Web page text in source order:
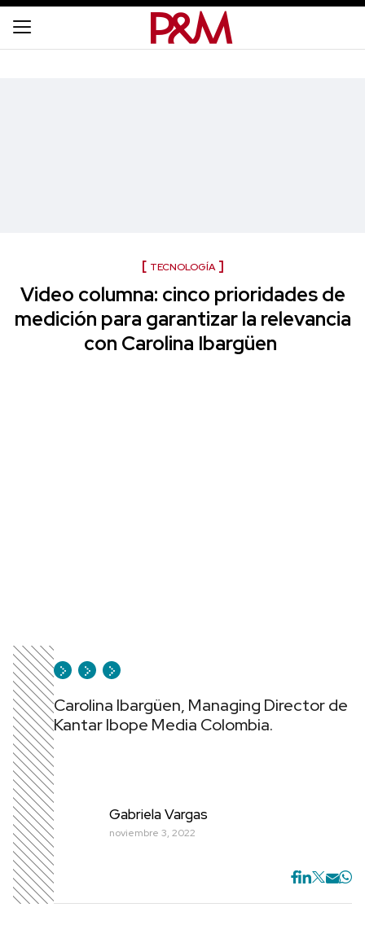
TECNOLOGÍA
Video columna: cinco prioridades de
medición para garantizar la relevancia
con Carolina Ibargüen
Carolina Ibargüen, Managing Director de
Kantar Ibope Media Colombia.
Gabriela Vargas
noviembre 3, 2022